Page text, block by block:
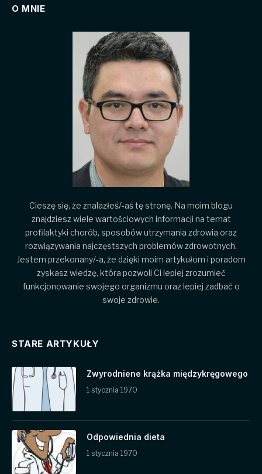
O MNIE
Cieszę się, że znalazłeś/-aś tę stronę. Na moim blogu
znajdziesz wiele wartościowych informacji na temat
profilaktyki chorób, sposobów utrzymania zdrowia oraz
rozwiązywania najczęstszych problemów zdrowotnych.
Jestem przekonany/-a, że dzięki moim artykułom i poradom
zyskasz wiedzę, która pozwoli Ci lepiej zrozumieć
funkcjonowanie swojego organizmu oraz lepiej zadbać o
swoje zdrowie.
STARE ARTYKUŁY
Zwyrodniene krążka międzykręgowego
1 stycznia 1970
Odpowiednia dieta
1 stycznia 1970